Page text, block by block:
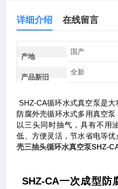
详细介绍 在线留言
产地
国产
产品新旧
全新
SHZ-CA循环水式真空泵是
防腐外壳循环水式多用真空
以三头同时抽气，具有不用
低、方便灵活，节水省电等优
壳三抽头循环水真空泵SHZ-
SHZ-CA一次成型防